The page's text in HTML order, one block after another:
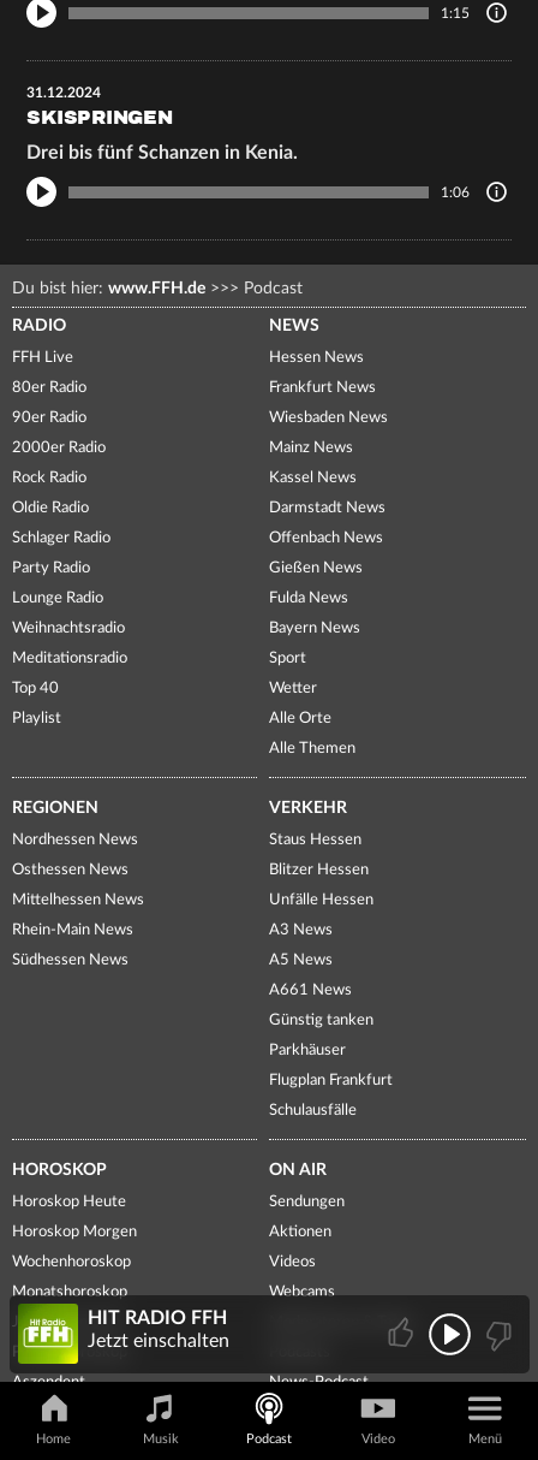
1:15
31.12.2024
SKISPRINGEN
Drei bis fünf Schanzen in Kenia.
1:06
Du bist hier: www.FFH.de >>> Podcast
RADIO
FFH Live
80er Radio
90er Radio
2000er Radio
Rock Radio
Oldie Radio
Schlager Radio
Party Radio
Lounge Radio
Weihnachtsradio
Meditationsradio
Top 40
Playlist
NEWS
Hessen News
Frankfurt News
Wiesbaden News
Mainz News
Kassel News
Darmstadt News
Offenbach News
Gießen News
Fulda News
Bayern News
Sport
Wetter
Alle Orte
Alle Themen
REGIONEN
Nordhessen News
Osthessen News
Mittelhessen News
Rhein-Main News
Südhessen News
VERKEHR
Staus Hessen
Blitzer Hessen
Unfälle Hessen
A3 News
A5 News
A661 News
Günstig tanken
Parkhäuser
Flugplan Frankfurt
Schulausfälle
HOROSKOP
Horoskop Heute
Horoskop Morgen
Wochenhoroskop
Monatshoroskop
Jahreshoroskop
Partnerhoroskop
Aszendent
ON AIR
Sendungen
Aktionen
Videos
Webcams
Moderatoren & Team
News-Podcast
Themen-Ticker
Voting
Home Musik Podcast Video Menü
HIT RADIO FFH
Jetzt einschalten